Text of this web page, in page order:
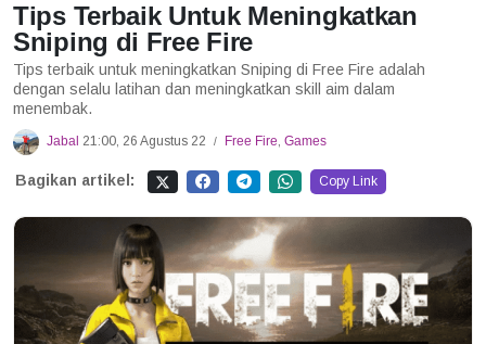
Tips Terbaik Untuk Meningkatkan
Sniping di Free Fire
Tips terbaik untuk meningkatkan Sniping di Free Fire adalah
dengan selalu latihan dan meningkatkan skill aim dalam
menembak.
Jabal 21:00, 26 Agustus 22 / Free Fire, Games
Bagikan artikel: Copy Link